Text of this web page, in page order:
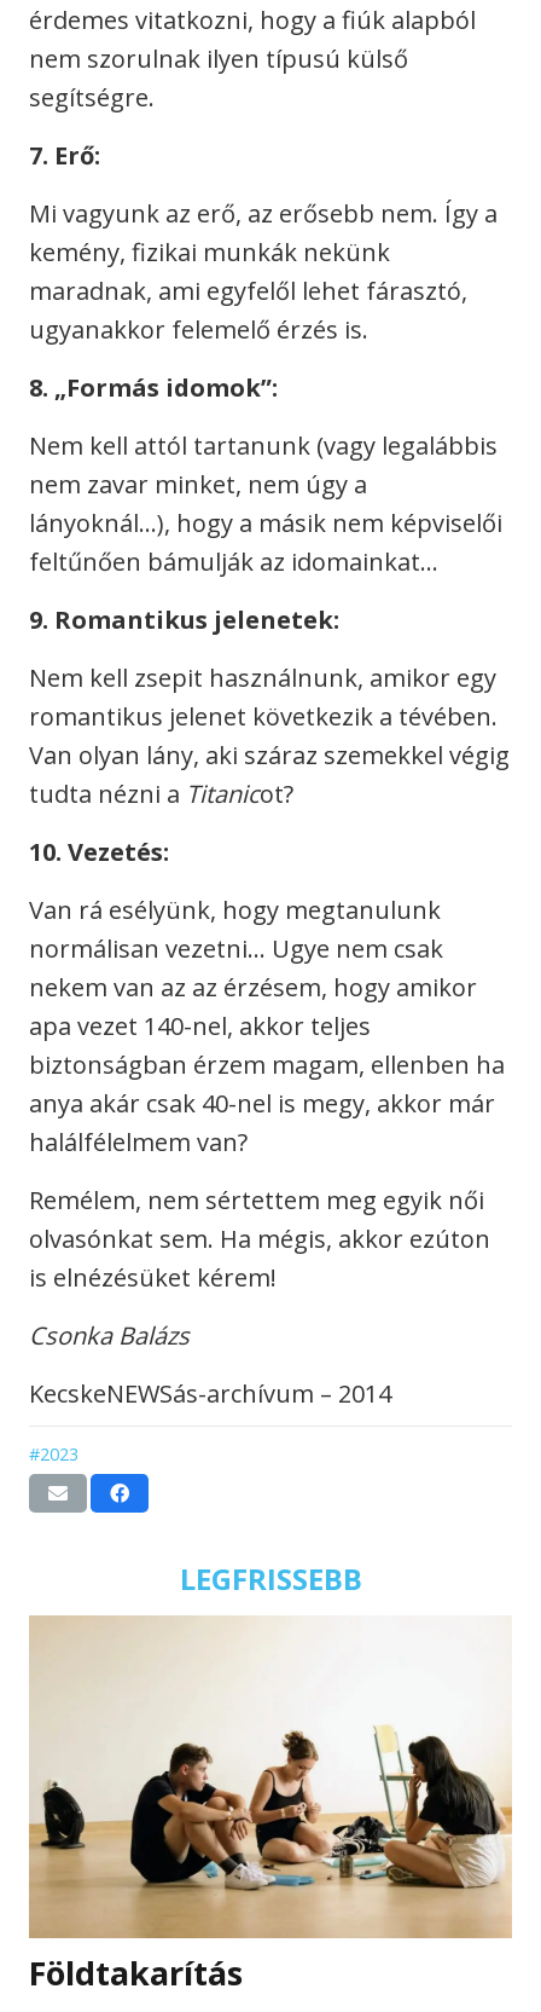
érdemes vitatkozni, hogy a fiúk alapból
nem szorulnak ilyen típusú külső
segítségre.
7. Erő:
Mi vagyunk az erő, az erősebb nem. Így a
kemény, fizikai munkák nekünk
maradnak, ami egyfelől lehet fárasztó,
ugyanakkor felemelő érzés is.
8. „Formás idomok”:
Nem kell attól tartanunk (vagy legalábbis
nem zavar minket, nem úgy a
lányoknál…), hogy a másik nem képviselői
feltűnően bámulják az idomainkat…
9. Romantikus jelenetek:
Nem kell zsepit használnunk, amikor egy
romantikus jelenet következik a tévében.
Van olyan lány, aki száraz szemekkel végig
tudta nézni a Titanicot?
10. Vezetés:
Van rá esélyünk, hogy megtanulunk
normálisan vezetni… Ugye nem csak
nekem van az az érzésem, hogy amikor
apa vezet 140-nel, akkor teljes
biztonságban érzem magam, ellenben ha
anya akár csak 40-nel is megy, akkor már
halálfélelmem van?
Remélem, nem sértettem meg egyik női
olvasónkat sem. Ha mégis, akkor ezúton
is elnézésüket kérem!
Csonka Balázs
KecskeNEWSás-archívum – 2014
#2023
LEGFRISSEBB
Földtakarítás